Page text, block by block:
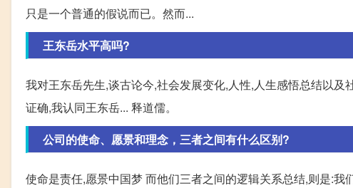
只是一个普通的假说而已。然而...
王东岳水平高吗?
我对王东岳先生,谈古论今,社会发展变化,人性,人生感悟总结以
证确,我认同王东岳... 释道儒。
公司的使命、愿景和理念，三者之间有什么区别?
使命是责任,愿景中国梦 而他们三者之间的逻辑关系总结,则是: